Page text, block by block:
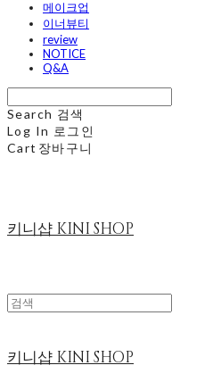
메이크업
이너뷰티
review
NOTICE
Q&A
Search 검색
Log In 로그인
Cart 장바구니
키니샵 KINI SHOP
키니샵 KINI SHOP